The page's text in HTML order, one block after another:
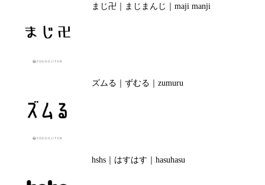
まじ卍｜まじまんじ｜maji manji
ズムる｜ずむる｜zumuru
hshs｜はすはす｜hasuhasu